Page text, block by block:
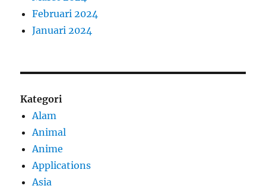
Februari 2024
Januari 2024
Kategori
Alam
Animal
Anime
Applications
Asia